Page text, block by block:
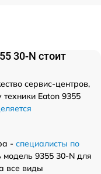
30-N стоит
сервис-центров,
Eaton 9355
- специалисты по
модель 9355 30-N для
все виды